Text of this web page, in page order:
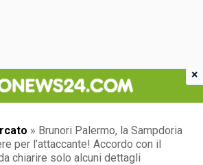
» Brunori Palermo, la Sampdoria
per l’attaccante! Accordo con il
chiarire solo alcuni dettagli
×